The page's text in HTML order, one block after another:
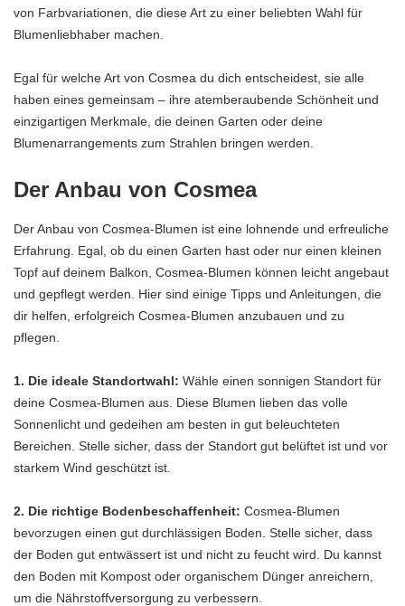
von Farbvariationen, die diese Art zu einer beliebten Wahl für
Blumenliebhaber machen.
Egal für welche Art von Cosmea du dich entscheidest, sie alle
haben eines gemeinsam – ihre atemberaubende Schönheit und
einzigartigen Merkmale, die deinen Garten oder deine
Blumenarrangements zum Strahlen bringen werden.
Der Anbau von Cosmea
Der Anbau von Cosmea-Blumen ist eine lohnende und erfreuliche
Erfahrung. Egal, ob du einen Garten hast oder nur einen kleinen
Topf auf deinem Balkon, Cosmea-Blumen können leicht angebaut
und gepflegt werden. Hier sind einige Tipps und Anleitungen, die
dir helfen, erfolgreich Cosmea-Blumen anzubauen und zu
pflegen.
1. Die ideale Standortwahl: Wähle einen sonnigen Standort für
deine Cosmea-Blumen aus. Diese Blumen lieben das volle
Sonnenlicht und gedeihen am besten in gut beleuchteten
Bereichen. Stelle sicher, dass der Standort gut belüftet ist und vor
starkem Wind geschützt ist.
2. Die richtige Bodenbeschaffenheit: Cosmea-Blumen
bevorzugen einen gut durchlässigen Boden. Stelle sicher, dass
der Boden gut entwässert ist und nicht zu feucht wird. Du kannst
den Boden mit Kompost oder organischem Dünger anreichern,
um die Nährstoffversorgung zu verbessern.